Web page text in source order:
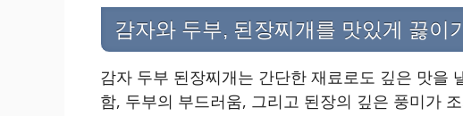
감자와 두부, 된장찌개를 맛있게 끓이
감자 두부 된장찌개는 간단한 재료로도 깊은 맛을
함, 두부의 부드러움, 그리고 된장의 깊은 풍미가